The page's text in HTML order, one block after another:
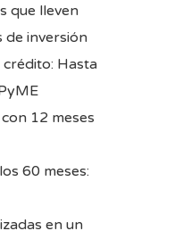
que lleven
inversión
Hasta
12 meses
60 meses:
en un